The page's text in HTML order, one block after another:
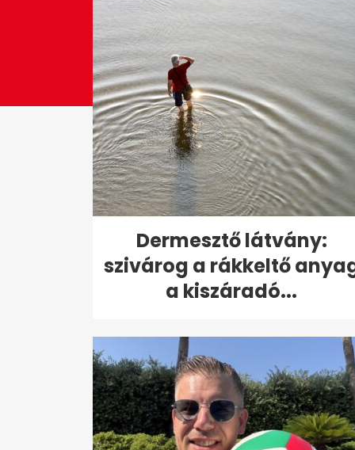
Dermesztő látvány:
szivárog a rákkeltő
a kiszáradó...